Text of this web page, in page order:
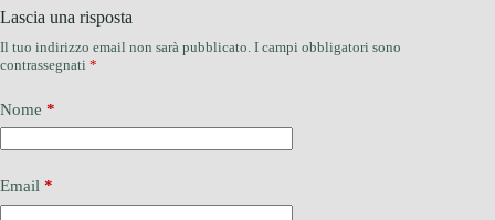
Lascia una risposta
Il tuo indirizzo email non sarà pubblicato. I campi obbligatori sono
contrassegnati *
Nome *
Email *